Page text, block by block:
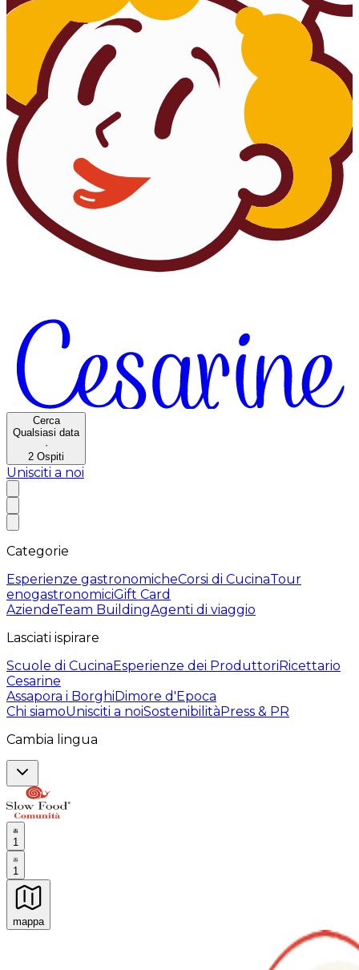
Cerca
Qualsiasi data
·
2 Ospiti
Unisciti a noi
Categorie
Esperienze gastronomicheCorsi di CucinaTour
enogastronomiciGift Card
AziendeTeam BuildingAgenti di viaggio
Lasciati ispirare
Scuole di CucinaEsperienze dei ProduttoriRicettario
Cesarine
Assapora i BorghiDimore d'Epoca
Chi siamoUnisciti a noiSostenibilitàPress & PR
Cambia lingua
1
1
mappa
Esperienze culinarie indimenticabili: Esperienze